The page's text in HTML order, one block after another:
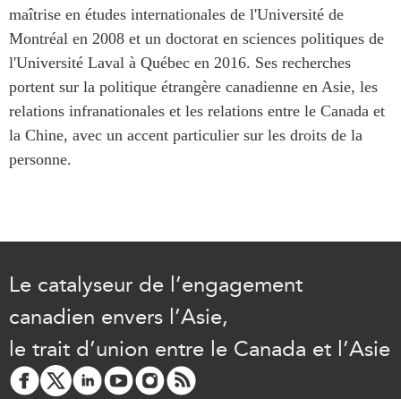
PROGRAMMES
Initiative indo-pacifique
Dialogues et tables rondes
Centre sur les minéraux
critiques du Canada et de
Le Partenariat APEC-
Canada pour la croissance
des entreprises
i-LEAD
RÉSEAUX
Explications
Études de cas
Sondages
Séries spéciales
Pleins feux
Pacifique
Projet APEC-Canada pour
des entreprises
Conférence Canada-en-
maîtrise en études internationales de l'Université de
Montréal en 2008 et un doctorat en sciences politiques de
l'Université Laval à Québec en 2016. Ses recherches
portent sur la politique étrangère canadienne en Asie, les
relations infranationales et les relations entre le Canada et
la Chine, avec un accent particulier sur les droits de la
personne.
Le catalyseur de l’engagement
canadien envers l’Asie,
le trait d’union entre le Canada et l’Asie